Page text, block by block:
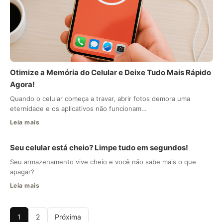
Otimize a Memória do Celular e Deixe Tudo Mais Rápido
Agora!
Quando o celular começa a travar, abrir fotos demora uma
eternidade e os aplicativos não funcionam…
Leia mais
Seu celular está cheio? Limpe tudo em segundos!
Seu armazenamento vive cheio e você não sabe mais o que
apagar?
Leia mais
1 2 Próxima